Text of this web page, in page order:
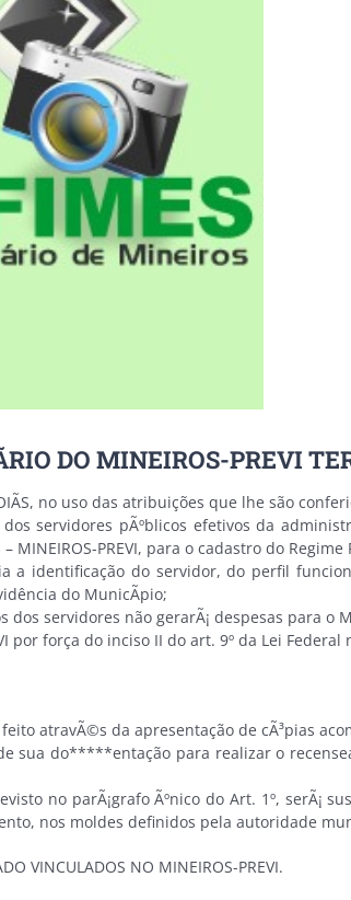
DO MINEIROS-PREVI
no uso das atribuições que lhe são
servidores pÃºblicos efetivos da
PREVI, para o cadastro do
a identificação do servidor, do perfil
do MunicÃ­pio;
dos servidores não gerarÃ¡ despesas para o
por força do inciso II do art. 9º da Lei Federal
atravÃ©s da apresentação de cÃ³pias
sua do*****entação para realizar o
no parÃ¡grafo Ãºnico do Art. 1º, serÃ¡
nos moldes definidos pela autoridade
VINCULADOS NO MINEIROS-PREVI.